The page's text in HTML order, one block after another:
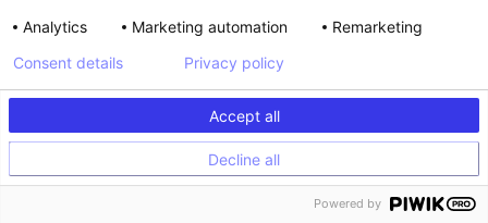
RESSOURCES
Success Stories
Academy
Dev Docs
ENTREPRISE
À propos
Carrière
Nous contacter
Support
INFORMATIONS LÉGALES
Analytics
Marketing automation Remarketing
Accept all
Decline all
Consent details Privacy policy
Powered by